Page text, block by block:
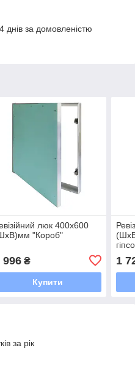
за домовленістю
люк 400х600
"Короб"
996₴
Купити
1
за рік